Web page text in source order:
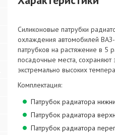
Силиконовые патрубки
охлаждения автомобилей
патрубков на растяжение в 5
посадочные места, сохраняют
экстремально высоких
Комплектация:
Патрубок радиатора
Патрубок радиатора
Патрубок радиатора